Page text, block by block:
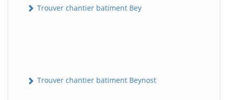
Trouver chantier batiment Bey
Trouver chantier batiment Beynost